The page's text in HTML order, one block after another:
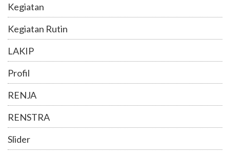
Kegiatan
Kegiatan Rutin
LAKIP
Profil
RENJA
RENSTRA
Slider